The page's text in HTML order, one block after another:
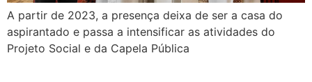
A partir de 2023, a presença deixa de ser a casa do
aspirantado e passa a intensificar as atividades do
Projeto Social e da Capela Pública